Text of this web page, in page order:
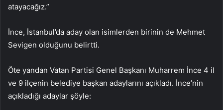
atayacağız.”
İnce, İstanbul’da aday olan isimlerden birinin de Mehmet
Sevigen olduğunu belirtti.
Öte yandan Vatan Partisi Genel Başkanı Muharrem İnce 4 il
ve 9 ilçenin belediye başkan adaylarını açıkladı. İnce’nin
açıkladığı adaylar şöyle: